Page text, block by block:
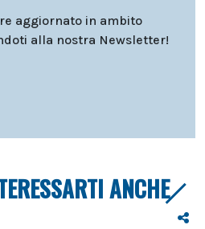
aggiornato in ambito
alla nostra Newsletter!
ANCHE